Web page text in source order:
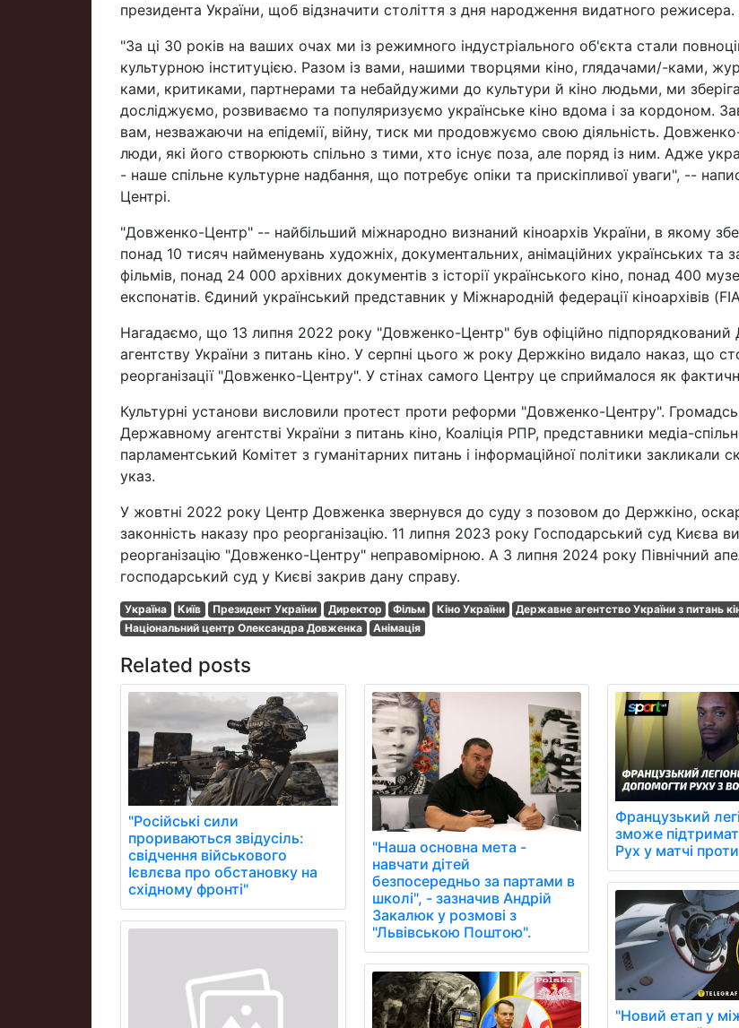
президента України, щоб відзначити століття з дня народження видатного режисера.
"За ці 30 років на ваших очах ми із режимного індустріального об'єкта стали
культурною інституцією. Разом із вами, нашими творцями кіно, глядачами/-ками,
ками, критиками, партнерами та небайдужими до культури й кіно людьми, ми
досліджуємо, розвиваємо та популяризуємо українське кіно вдома і за кордоном.
вам, незважаючи на епiдeмії, вiйнy, тиск ми продовжуємо свою діяльність.
люди, які його створюють спільно з тими, хто існує поза, але поряд із ним. Адже
- наше спільне культурне надбання, що потребує опіки та прискіпливої уваги", --
Центрі.
"Довженко-Центр" -- найбільший міжнародно визнаний кіноархів України, в якому
понад 10 тисяч найменувань художніх, документальних, анімаційних українських та
фільмів, понад 24 000 архівних документів з історії українського кіно, понад 400
експонатів. Єдиний український представник у Міжнародній федерації кіноархівів
Нагадаємо, що 13 липня 2022 року "Довженко-Центр" був офіційно
агентству України з питань кіно. У серпні цього ж року Держкіно видало наказ, що
реорганізації "Довженко-Центру". У стінах самого Центру це сприймалося як
Культурні установи висловили протест проти реформи "Довженко-Центру".
Державному агентстві України з питань кіно, Коаліція РПР, представники медіа-
парламентський Комітет з гуманітарних питань і інформаційної політики закликали
указ.
У жовтні 2022 року Центр Довженка звернувся до суду з позовом до Держкіно,
законність наказу про реорганізацію. 11 липня 2023 року Господарський суд Києва
реорганізацію "Довженко-Центру" неправомірною. А 3 липня 2024 року Північний
господарський суд у Києві закрив дану справу.
Україна Київ Президент України Директор Фільм Кіно України
Державне агентство України з питань
Національний центр Олександра Довженка
Анімація
Related posts
"Російські сили
прориваються звідусіль:
свідчення військового
Ієвлєва про обстановку на
східному фронті"
"Наша основна мета -
навчати дітей
безпосередньо за партами в
школі", - зазначив Андрій
Закалюк у розмові з
"Львівською Поштою".
Французький
зможе
Рух у матчі
"Новий етап у